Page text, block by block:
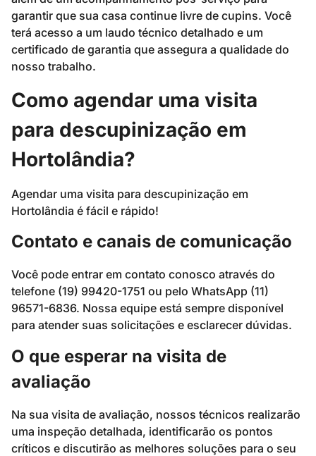
garantir que sua casa continue livre de cupins. Você
terá acesso a um laudo técnico detalhado e um
certificado de garantia que assegura a qualidade do
nosso trabalho.
Como agendar uma visita
para descupinização em
Hortolândia?
Agendar uma visita para descupinização em
Hortolândia é fácil e rápido!
Contato e canais de comunicação
Você pode entrar em contato conosco através do
telefone (19) 99420-1751 ou pelo WhatsApp (11)
96571-6836. Nossa equipe está sempre disponível
para atender suas solicitações e esclarecer dúvidas.
O que esperar na visita de
avaliação
Na sua visita de avaliação, nossos técnicos realizarão
uma inspeção detalhada, identificarão os pontos
críticos e discutirão as melhores soluções para o seu